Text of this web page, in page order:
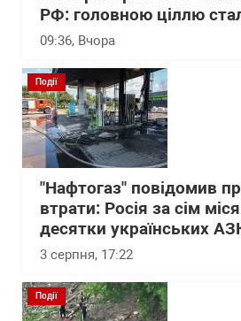
РФ: головною ціллю
09:36, Вчора
Події
"Нафтогаз" повідомив
втрати: Росія за сім
десятки українських
3 серпня, 17:22
Події